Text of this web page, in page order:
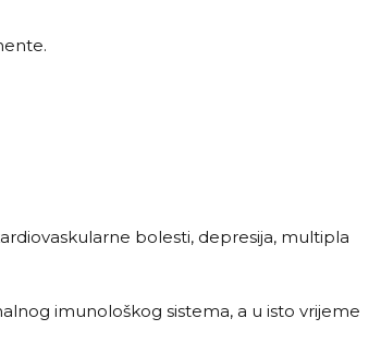
bolesti, depresija, multipla
imunološkog sistema, a u isto vrijeme